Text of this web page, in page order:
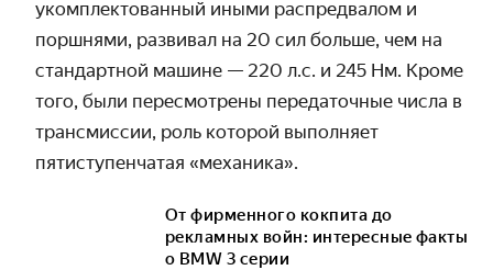
укомплектованный иными распредвалом и
поршнями, развивал на 20 сил больше, чем на
стандартной машине — 220 л.с. и 245 Нм. Кроме
того, были пересмотрены передаточные числа в
трансмиссии, роль которой выполняет
пятиступенчатая «механика».
От фирменного кокпита до
рекламных войн: интересные факты
о BMW 3 серии